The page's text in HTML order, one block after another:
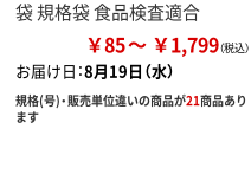
袋 規格袋 食品検査適合
￥85 ￥1,799
お届け日：8月19日（水）
規格(号)・販売単位違いの商品が21商品あり
ます